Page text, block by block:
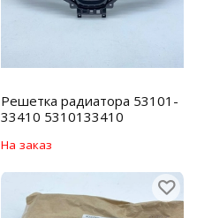
Решетка радиатора 53101-
33410 5310133410
На заказ